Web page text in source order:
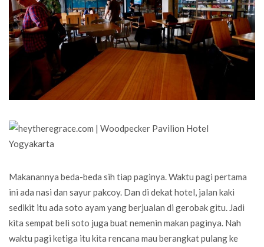
Makanannya beda-beda sih tiap paginya. Waktu pagi pertama
ini ada nasi dan sayur pakcoy. Dan di dekat hotel, jalan kaki
sedikit itu ada soto ayam yang berjualan di gerobak gitu. Jadi
kita sempat beli soto juga buat nemenin makan paginya. Nah
waktu pagi ketiga itu kita rencana mau berangkat pulang ke